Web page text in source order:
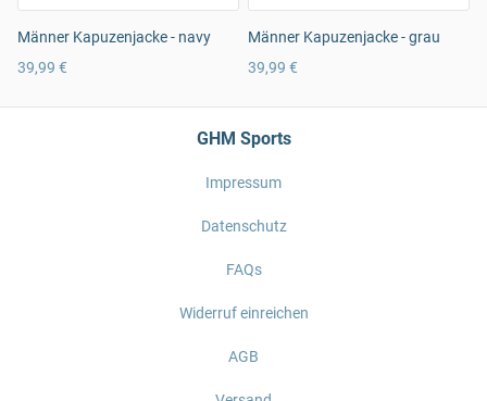
Männer Kapuzenjacke - navy
39,99 €
Männer Kapuzenjacke - grau
39,99 €
GHM Sports
Impressum
Datenschutz
FAQs
Widerruf einreichen
AGB